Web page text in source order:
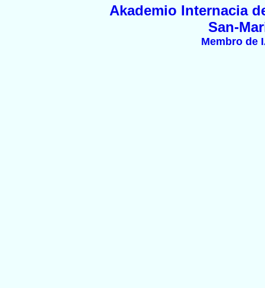
Akademio Internacia
San-
Membro de